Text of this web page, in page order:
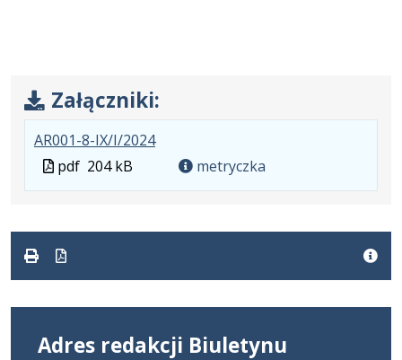
Załączniki:
AR001-8-IX/I/2024..
Rozmiar
.
Otwiera
Plik
pdf 204 kB metryczka
Adres redakcji Biuletynu